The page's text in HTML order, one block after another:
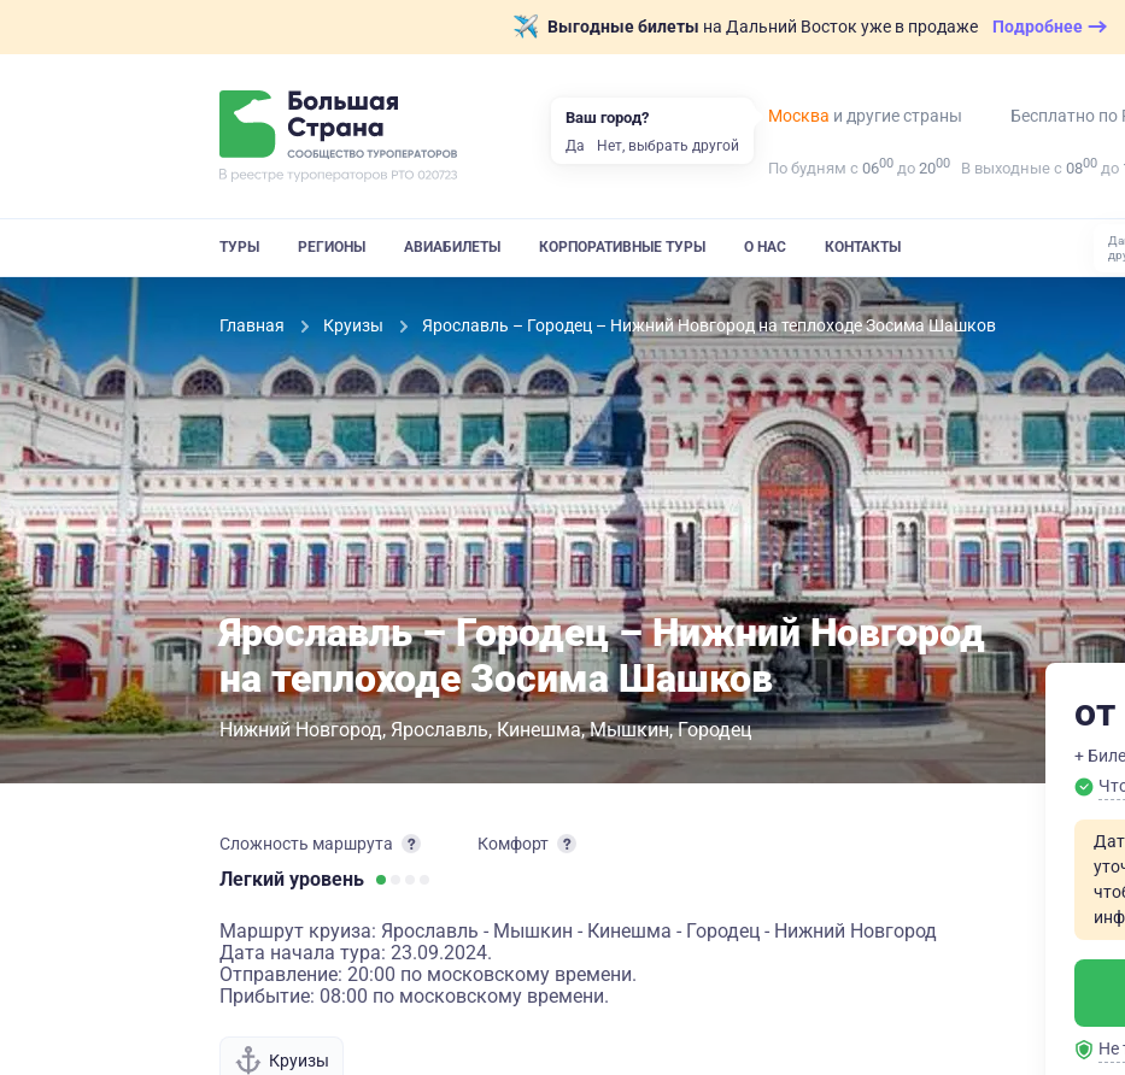
Выгодные билеты на Дальний Восток уже в продаже Подробнее
Москва и другие страны Бесплатно по
По будням с 0600 до 2000 В выходные с 0800 до
ТУРЫ РЕГИОНЫ АВИАБИЛЕТЫ КОРПОРАТИВНЫЕ ТУРЫ О НАС КОНТАКТЫ
Главная Круизы Ярославль – Городец – Нижний Новгород на теплоходе Зосима Шашков
Ярославль – Городец – Нижний Новгород
на теплоходе Зосима Шашков
Нижний Новгород Ярославль Кинешма Мышкин Городец
Сложность маршрута
Легкий уровень
Комфорт
Маршрут круиза: Ярославль - Мышкин - Кинешма - Городец - Нижний Новгород
Дата начала тура: 23.09.2024.
Отправление: 20:00 по московскому времени.
Прибытие: 08:00 по московскому времени.
Круизы
+
Не
Ваш город?
Да Нет, выбрать другой